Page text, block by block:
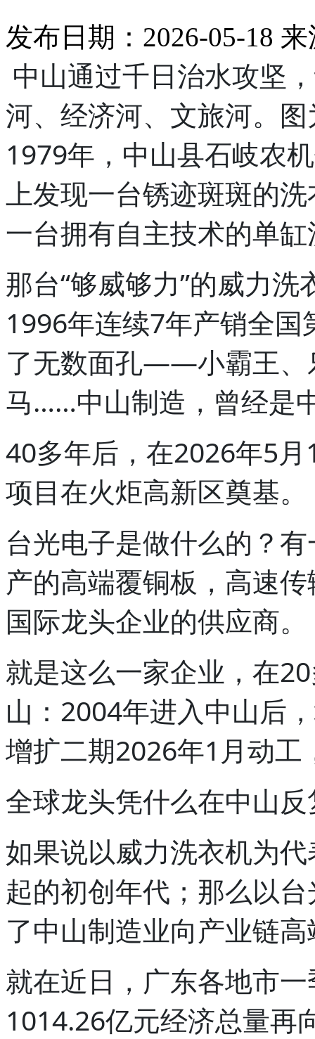
发布日期：2026-05-18 来
中山通过千日治水攻坚
河、经济河、文旅河。
1979年，中山县石岐农
上发现一台锈迹斑斑的
一台拥有自主技术的单
那台“够威够力”的威力
1996年连续7年产销全国
了无数面孔——小霸王、
马……中山制造，曾经是
40多年后，在2026年5
项目在火炬高新区奠基。
台光电子是做什么的？
产的高端覆铜板，高速
国际龙头企业的供应商。
就是这么一家企业，在
山：2004年进入中山后
增扩二期2026年1月动
全球龙头凭什么在中山
如果说以威力洗衣机为
起的初创年代；那么以
了中山制造业向产业链
就在近日，广东各地市
1014.26亿元经济总量再